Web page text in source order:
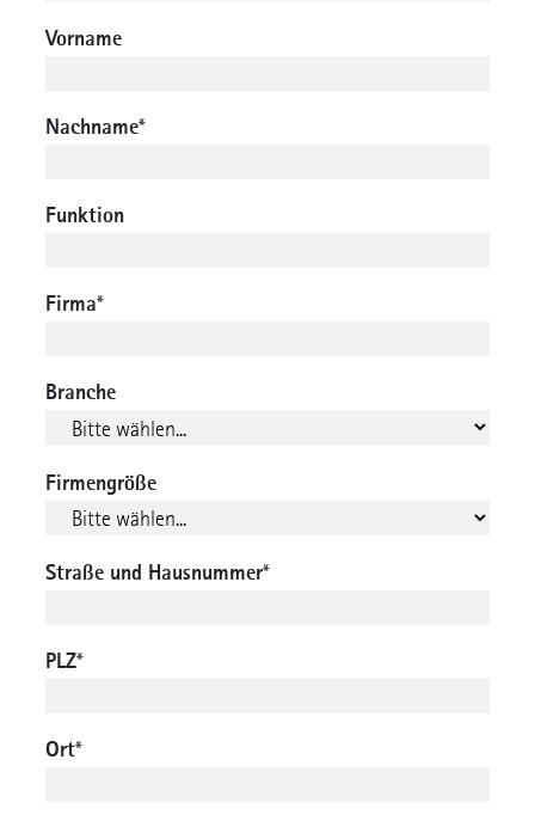
Vorname
Nachname*
Funktion
Firma*
Branche
Firmengröße
Straße und Hausnummer*
PLZ*
Ort*